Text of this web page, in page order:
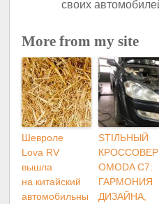
More from my site
Шевроле
Lova RV
вышла
на китайский
автомобильны
STIЛЬНЫЙ
КРОССОВЕР
OMODA C7:
ГАРМОНИЯ
ДИЗАЙНА,